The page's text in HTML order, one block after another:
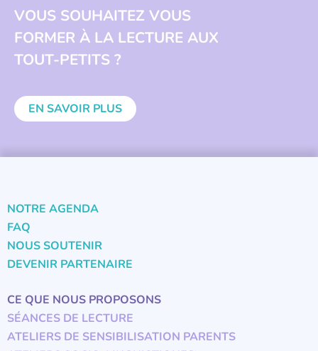
VOUS SOUHAITEZ VOUS
FORMER À LA LECTURE AUX
TOUT-PETITS ?
EN SAVOIR PLUS
NOTRE AGENDA
FAQ
NOUS SOUTENIR
DEVENIR PARTENAIRE
CE QUE NOUS PROPOSONS
SÉANCES DE LECTURE
ATELIERS DE SENSIBILISATION PARENTS